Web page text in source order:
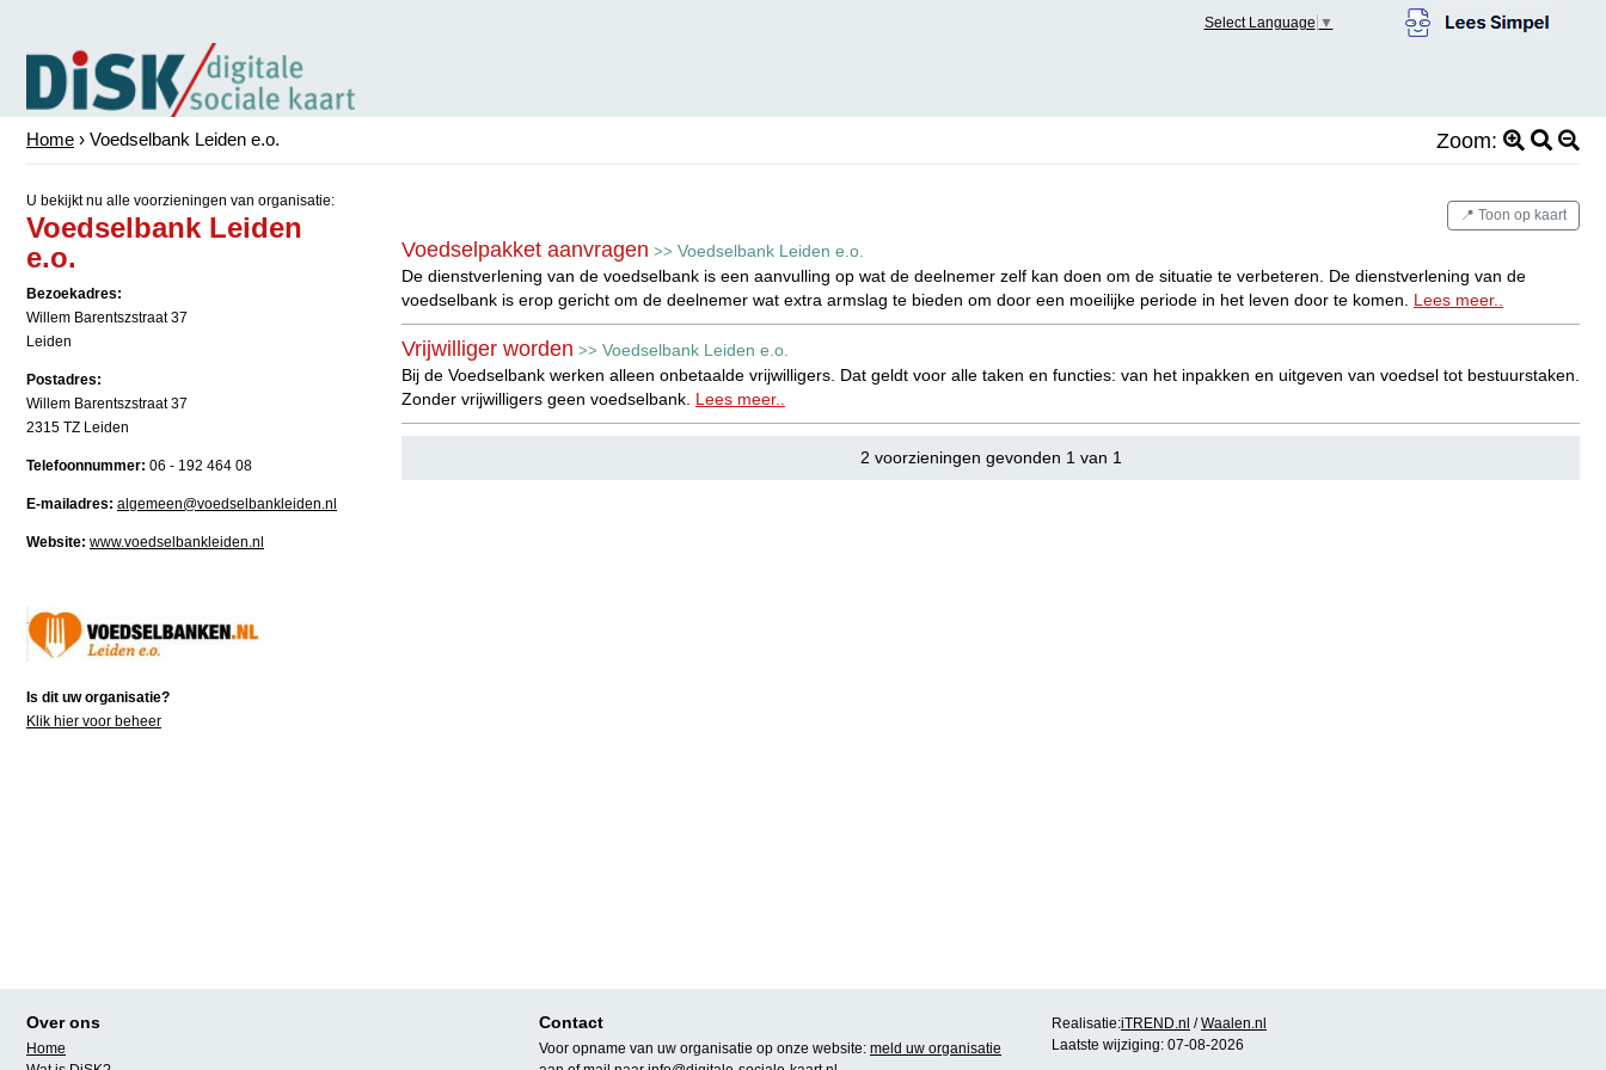
Select Language ▼
Home › Voedselbank Leiden e.o. Zoom:
U bekijkt nu alle voorzieningen van organisatie:
Voedselbank Leiden
e.o.
Bezoekadres:
Willem Barentszstraat 37
Leiden
Postadres:
Willem Barentszstraat 37
2315 TZ Leiden
Telefoonnummer: 06 - 192 464 08
E-mailadres: algemeen@voedselbankleiden.nl
Website: www.voedselbankleiden.nl
Is dit uw organisatie?
Klik hier voor beheer
📍 Toon op kaart
Voedselpakket aanvragen >> Voedselbank Leiden e.o.
De dienstverlening van de voedselbank is een aanvulling op wat de deelnemer zelf kan doen om de situatie te verbeteren. De dienstverlening van de
voedselbank is erop gericht om de deelnemer wat extra armslag te bieden om door een moeilijke periode in het leven door te komen. Lees meer..
Vrijwilliger worden >> Voedselbank Leiden e.o.
Bij de Voedselbank werken alleen onbetaalde vrijwilligers. Dat geldt voor alle taken en functies: van het inpakken en uitgeven van voedsel tot bestuurstaken.
Zonder vrijwilligers geen voedselbank. Lees meer..
2 voorzieningen gevonden 1 van 1
Over ons
Home
Contact
Voor opname van uw organisatie op onze website: meld uw organisatie
Realisatie:iTREND.nl /Waalen.nl
Laatste wijziging: 07-08-2026